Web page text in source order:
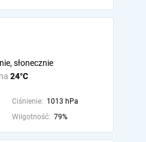
24°C
słonecznie
Ciśnienie: 1013 hPa
Wilgotność: 79%